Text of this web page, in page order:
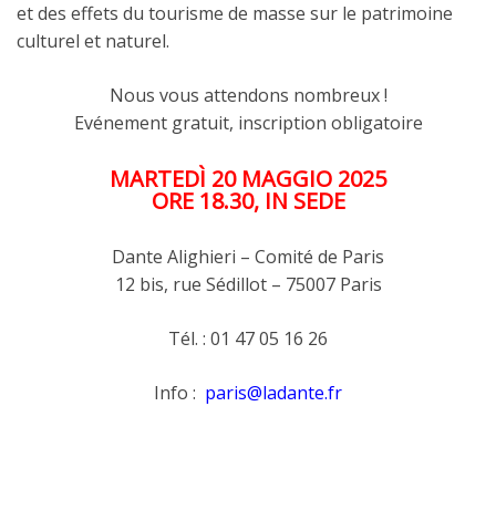
et des effets du tourisme de masse sur le patrimoine
culturel et naturel.
Nous vous attendons nombreux !
Evénement gratuit, inscription obligatoire
MARTEDÌ 20 MAGGIO 2025
ORE 18.30, IN SEDE
Dante Alighieri – Comité de Paris
12 bis, rue Sédillot – 75007 Paris
Tél. : 01 47 05 16 26
Info : paris@ladante.fr